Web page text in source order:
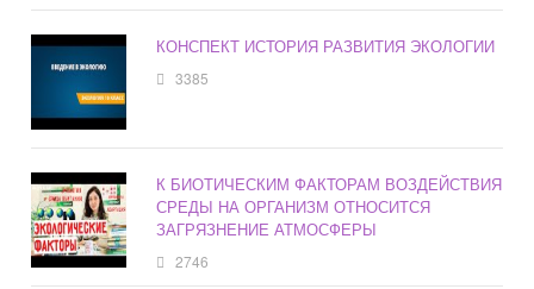
КОНСПЕКТ ИСТОРИЯ РАЗВИТИЯ ЭКОЛОГИИ
3385
К БИОТИЧЕСКИМ ФАКТОРАМ ВОЗДЕЙСТВИЯ
СРЕДЫ НА ОРГАНИЗМ ОТНОСИТСЯ
ЗАГРЯЗНЕНИЕ АТМОСФЕРЫ
2746